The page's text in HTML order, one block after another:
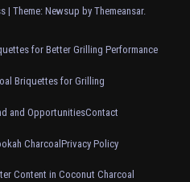
| Theme: Newsup by Themeansar.
for Better Grilling Performance
Briquettes for Grilling
and OpportunitiesContact
CharcoalPrivacy Policy
Content in Coconut Charcoal